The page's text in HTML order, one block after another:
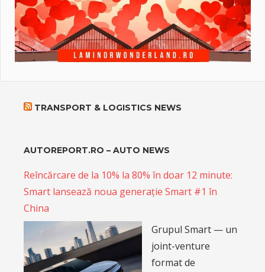
TRANSPORT & LOGISTICS NEWS
AUTOREPORT.RO – AUTO NEWS
Reîncărcare de la 10% la 80% în doar 12 minute:
Smart lansează noua generație Smart #1 în
China
Grupul Smart — un
joint-venture
format de